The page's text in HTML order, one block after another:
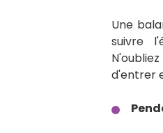
Une
suivre
d'entrer